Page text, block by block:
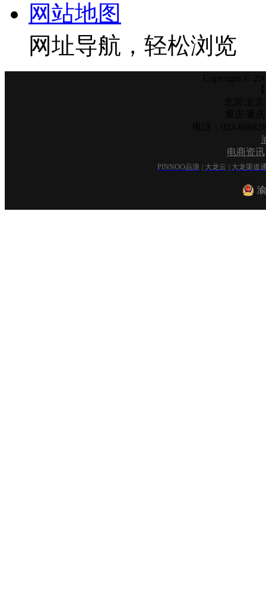
网站地图
网址导航，轻松浏览
电商资讯
PINNOO品浪 大龙云 大龙渠道